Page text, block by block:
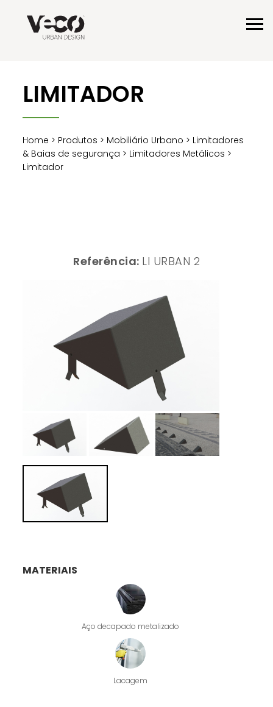
LIMITADOR
Home > Produtos > Mobiliário Urbano > Limitadores
& Baias de segurança > Limitadores Metálicos >
Limitador
Referência: LI URBAN 2
MATERIAIS
Aço decapado metalizado
Lacagem